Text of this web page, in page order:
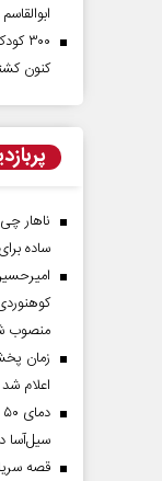
۳۰۰
کنون
ساده
منصوب
زمان
اعلام شد
سیل‌آسا در ۳
قصه